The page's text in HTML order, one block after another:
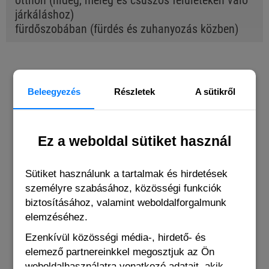
Beleegyezés Részletek A sütikről
Ez a weboldal sütiket használ
Sütiket használunk a tartalmak és hirdetések
személyre szabásához, közösségi funkciók
biztosításához, valamint weboldalforgalmunk
elemzéséhez.
Ezenkívül közösségi média-, hirdető- és
elemező partnereinkkel megosztjuk az Ön
weboldalhasználatra vonatkozó adatait, akik
járkáláshoz)
fürdőszobában (fürdés és zuhanyozás közben)
BOUGHT THE FOLLOWING ITEMS